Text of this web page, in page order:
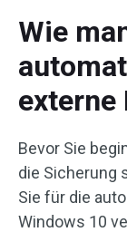
Wie
Bevor Sie
die Sicherung
Sie für die
Windows 10